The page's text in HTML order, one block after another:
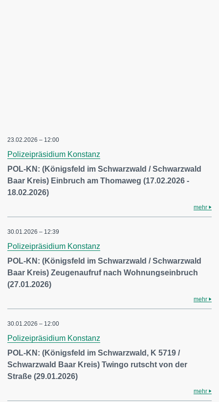
23.02.2026 – 12:00
Polizeipräsidium Konstanz
POL-KN: (Königsfeld im Schwarzwald / Schwarzwald
Baar Kreis) Einbruch am Thomaweg (17.02.2026 -
18.02.2026)
mehr
30.01.2026 – 12:39
Polizeipräsidium Konstanz
POL-KN: (Königsfeld im Schwarzwald / Schwarzwald
Baar Kreis) Zeugenaufruf nach Wohnungseinbruch
(27.01.2026)
mehr
30.01.2026 – 12:00
Polizeipräsidium Konstanz
POL-KN: (Königsfeld im Schwarzwald, K 5719 /
Schwarzwald Baar Kreis) Twingo rutscht von der
Straße (29.01.2026)
mehr